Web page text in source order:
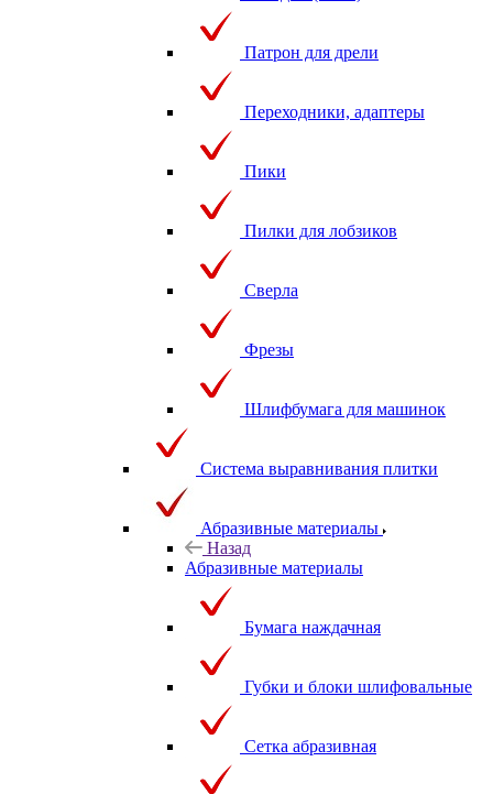
Патрон для дрели
Переходники, адаптеры
Пики
Пилки для лобзиков
Сверла
Фрезы
Шлифбумага для машинок
Система выравнивания плитки
Абразивные материалы
Назад
Абразивные материалы
Бумага наждачная
Губки и блоки шлифовальные
Сетка абразивная